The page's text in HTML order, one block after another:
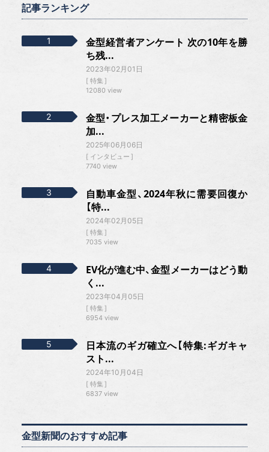
記事ランキング
金型経営者アンケート 次の10年を勝
ち残...
2023年02月01日
特集
12080 view
金型・プレス加工メーカーと精密板金
加...
2025年06月06日
インタビュー
7740 view
自動車金型、2024年秋に需要回復か
【特...
2024年02月05日
特集
7035 view
EV化が進む中、金型メーカーはどう動
く...
2023年04月05日
特集
6954 view
日本流のギガ確立へ【特集:ギガキャ
スト...
2024年10月04日
特集
6837 view
金型新聞のおすすめ記事